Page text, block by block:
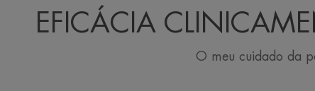
EFICÁCIA
O meu cuidado da